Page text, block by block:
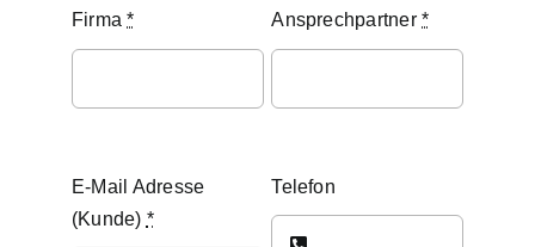
PRODUKTE & IDEEN
BEST PRACTICES
Firma* Ansprechpartner*
E-Mail Adresse
(Kunde) *
Telefon